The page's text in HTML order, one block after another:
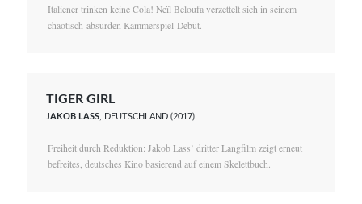
Italiener trinken keine Cola! Neïl Beloufa verzettelt sich in seinem
chaotisch-absurden Kammerspiel-Debüt.
TIGER GIRL
JAKOB LASS, DEUTSCHLAND (2017)
Freiheit durch Reduktion: Jakob Lass’ dritter Langfilm zeigt erneut
befreites, deutsches Kino basierend auf einem Skelettbuch.